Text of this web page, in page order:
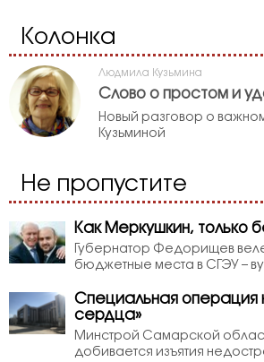
Колонка
Людмила Кузьмина
Слово о простом и
Новый разговор о
Кузьминой
Не пропустите
Как Меркушкин, только
Губернатор Федорищев
бюджетные места в СГЭУ –
Специальная операция
сердца»
Минстрой Самарской
добивается изъятия